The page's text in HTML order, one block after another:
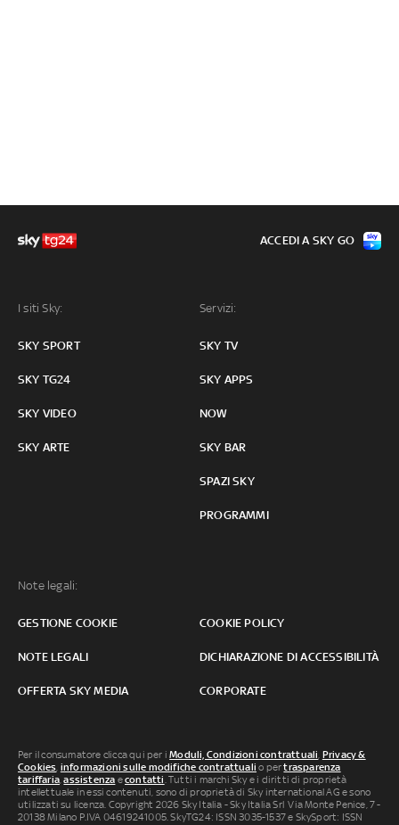
I siti Sky:
SKY SPORT
SKY TG24
SKY VIDEO
SKY ARTE
Servizi:
SKY TV
SKY APPS
NOW
SKY BAR
SPAZI SKY
PROGRAMMI
Note legali:
GESTIONE COOKIE COOKIE POLICY
NOTE LEGALI DICHIARAZIONE DI ACCESSIBILITÀ
OFFERTA SKY MEDIA CORPORATE
ACCEDI A SKY GO
Per il consumatore clicca qui per iModuli, Condizioni contrattuali Privacy &
Cookies informazioni sulle modifiche contrattuali o pertrasparenza
tariffaria ,assistenza econtatti . Tutti i marchi Sky e i diritti di proprietà
intellettuale in essi contenuti, sono di proprietà di Sky international AG e sono
utilizzati su licenza. Copyright 2026 Sky Italia - Sky Italia Srl Via Monte Penice, 7 -
20138 Milano P.IVA 04619241005. SkyTG24: ISSN 3035-1537 e SkySport: ISSN